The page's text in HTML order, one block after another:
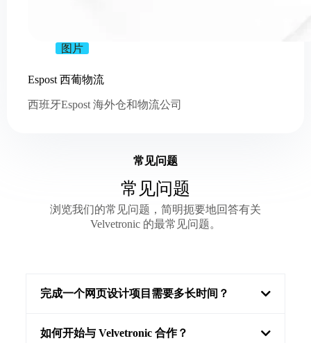
图片
Espost 西葡物流
西班牙Espost 海外仓和物流公司
常见问题
常见问题
浏览我们的常见问题，简明扼要地回答有关
Velvetronic 的最常见问题。
完成一个网页设计项目需要多长时间？
如何开始与 Velvetronic 合作？